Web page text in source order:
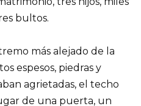
bultos.
más alejado de la
espesos, piedras y
agrietadas, el techo
de una puerta, un